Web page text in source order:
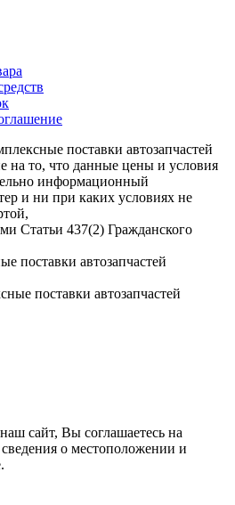
поставки автозапчастей
то, что данные цены и условия
информационный
и ни при каких условиях не
Статьи 437(2) Гражданского
поставки автозапчастей
сайт, Вы соглашаетесь на
о местоположении и